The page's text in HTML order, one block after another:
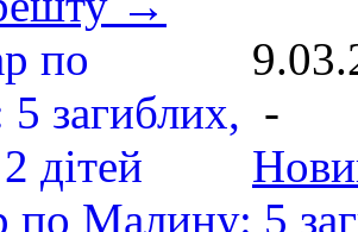
-
по Малину: 5